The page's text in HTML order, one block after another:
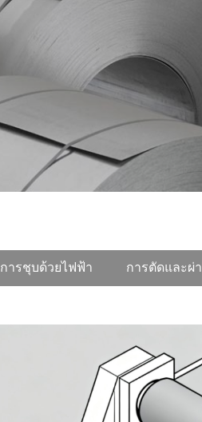
การชุบด้วยไฟฟ้า การตัดและผ่า